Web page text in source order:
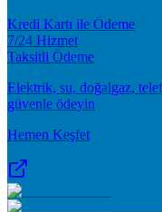
Kredi Kartı ile Ödeme
7/24 Hizmet
Taksitli Ödeme
Elektrik, su, doğalgaz,
güvenle ödeyin
Hemen Keşfet